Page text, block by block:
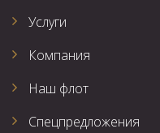
Услуги
Компания
Наш флот
Спецпредложения